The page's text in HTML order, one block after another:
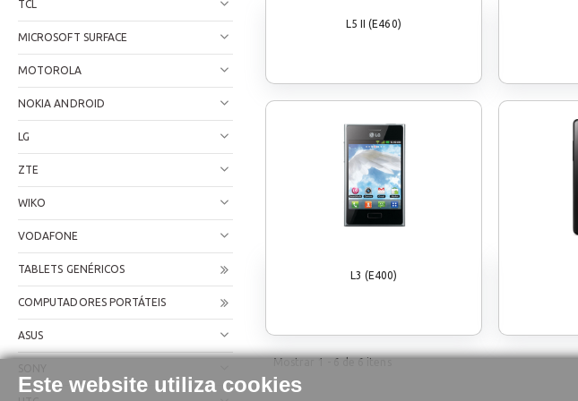
Este website utiliza cookies
TCL
MICROSOFT SURFACE
MOTOROLA
NOKIA ANDROID
LG
ZTE
WIKO
VODAFONE
TABLETS GENÉRICOS
COMPUTADORES PORTÁTEIS
ASUS
L5 II (E460)
L3 (E400)
Mostrar 1 - 6 de 6 itens